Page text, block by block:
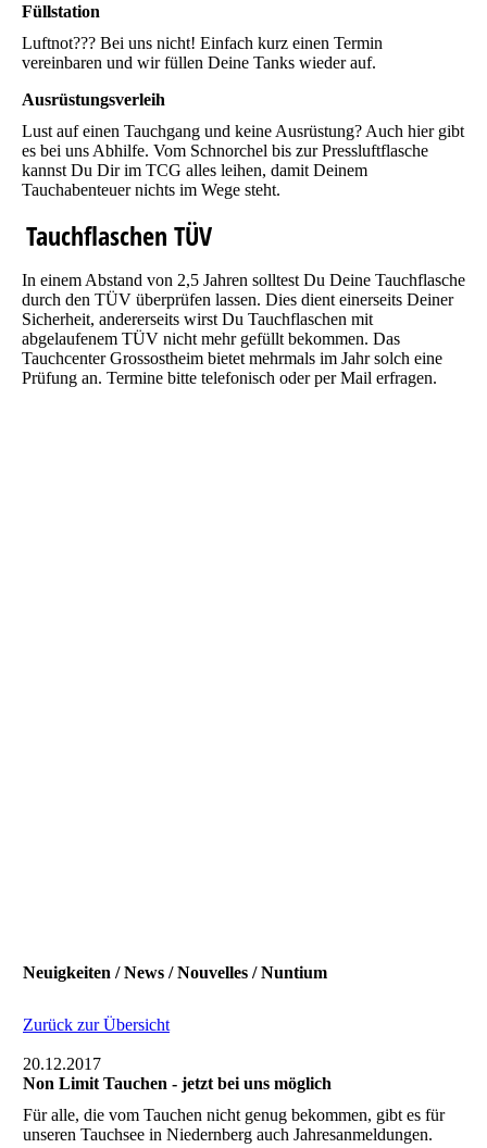
Füllstation
Luftnot??? Bei uns nicht! Einfach kurz einen Termin
vereinbaren und wir füllen Deine Tanks wieder auf.
Ausrüstungsverleih
Lust auf einen Tauchgang und keine Ausrüstung? Auch hier gibt
es bei uns Abhilfe. Vom Schnorchel bis zur Pressluftflasche
kannst Du Dir im TCG alles leihen, damit Deinem
Tauchabenteuer nichts im Wege steht.
Tauchflaschen TÜV
In einem Abstand von 2,5 Jahren solltest Du Deine Tauchflasche
durch den TÜV überprüfen lassen. Dies dient einerseits Deiner
Sicherheit, andererseits wirst Du Tauchflaschen mit
abgelaufenem TÜV nicht mehr gefüllt bekommen. Das
Tauchcenter Grossostheim bietet mehrmals im Jahr solch eine
Prüfung an. Termine bitte telefonisch oder per Mail erfragen.
Neuigkeiten / News / Nouvelles / Nuntium
Zurück zur Übersicht
20.12.2017
Non Limit Tauchen - jetzt bei uns möglich
Für alle, die vom Tauchen nicht genug bekommen, gibt es für
unseren Tauchsee in Niedernberg auch Jahresanmeldungen.